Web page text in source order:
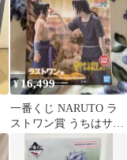
¥ 16,499
一番くじ NARUTO ラ
ストワン賞 うちはサス
ケ＆うちはイタチ フィ
ギュア